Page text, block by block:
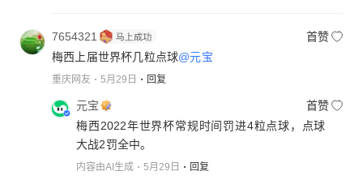
7654321
首赞
梅西上届世界杯几粒点球@元宝
重庆网友 5月29日 回复
元宝
首赞
梅西2022年世界杯常规时间罚进4粒点球，点球
大战2罚全中。
内容由AI生成 5月29日 回复